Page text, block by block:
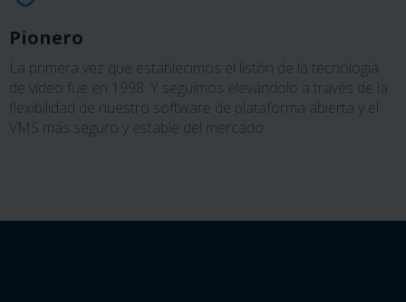
Pionero
La primera vez que establecimos el listón de la tecnología
de vídeo fue en 1998. Y seguimos elevándolo a través de la
flexibilidad de nuestro software de plataforma abierta y el
VMS más seguro y estable del mercado.